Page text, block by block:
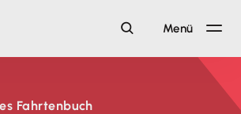
Menü
Fahrtenbuch